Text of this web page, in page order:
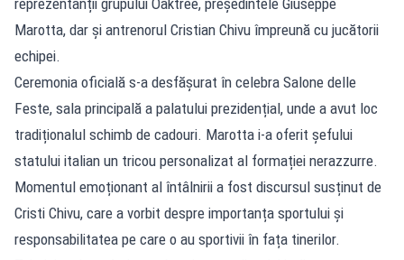
Marotta, dar și antrenorul Cristian Chivu împreună cu jucătorii
echipei.
Ceremonia oficială s-a desfășurat în celebra Salone delle
Feste, sala principală a palatului prezidențial, unde a avut loc
tradiționalul schimb de cadouri. Marotta i-a oferit șefului
statului italian un tricou personalizat al formației nerazzurre.
Momentul emoționant al întâlnirii a fost discursul susținut de
Cristi Chivu, care a vorbit despre importanța sportului și
responsabilitatea pe care o au sportivii în fața tinerilor.